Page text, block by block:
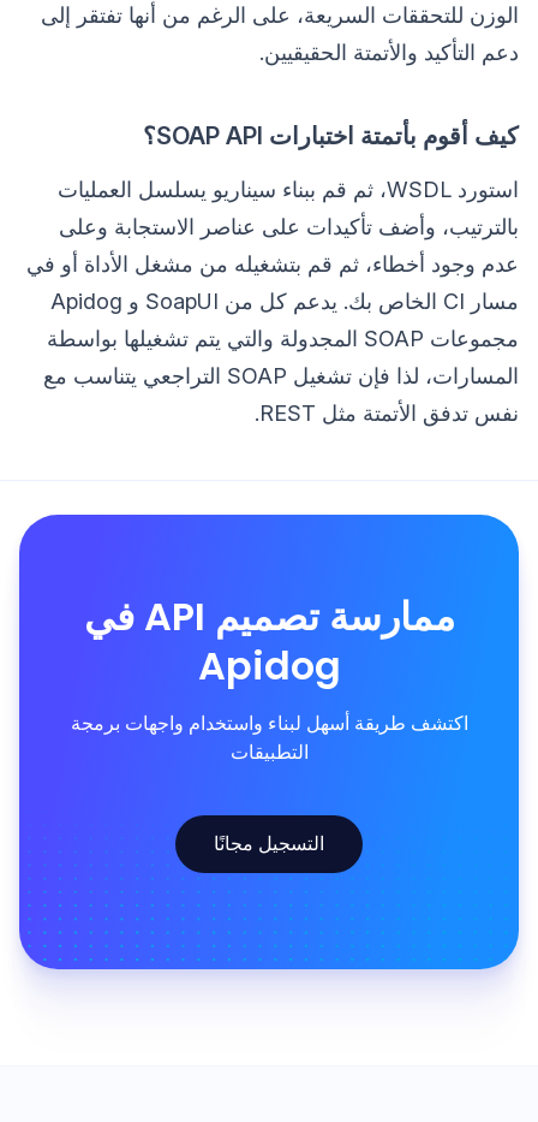
الوزن للتحققات السريعة، على الرغم من أنها تفتقر إلى
دعم التأكيد والأتمتة الحقيقيين.
كيف أقوم بأتمتة اختبارات SOAP API؟
استورد WSDL، ثم قم ببناء سيناريو يسلسل العمليات
بالترتيب، وأضف تأكيدات على عناصر الاستجابة وعلى
عدم وجود أخطاء، ثم قم بتشغيله من مشغل الأداة أو في
مسار CI الخاص بك. يدعم كل من SoapUI و Apidog
مجموعات SOAP المجدولة والتي يتم تشغيلها بواسطة
المسارات، لذا فإن تشغيل SOAP التراجعي يتناسب مع
نفس تدفق الأتمتة مثل REST.
ممارسة تصميم API في
Apidog
اكتشف طريقة أسهل لبناء واستخدام واجهات برمجة
التطبيقات
التسجيل مجانًا